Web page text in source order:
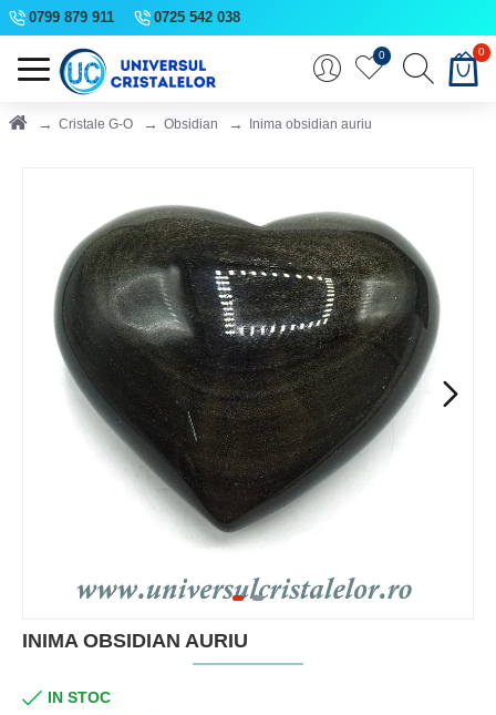
0799 879 911 0725 542 038
0 0
Cristale G-O Obsidian Inima obsidian auriu
INIMA OBSIDIAN AURIU
IN STOC